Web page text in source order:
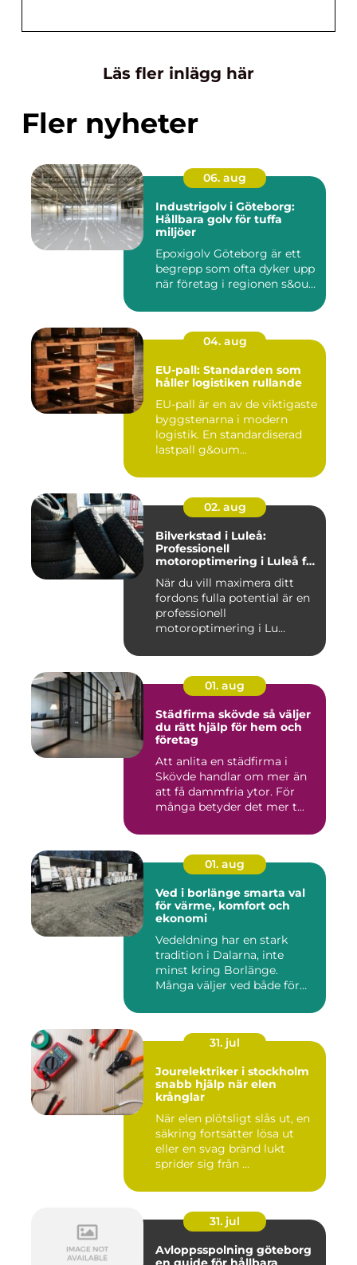
Läs fler inlägg här
Fler nyheter
06. aug
Industrigolv i Göteborg:
Hållbara golv för tuffa
miljöer
Epoxigolv Göteborg är ett
begrepp som ofta dyker upp
när företag i regionen s&ou...
04. aug
EU-pall: Standarden som
håller logistiken rullande
EU-pall är en av de viktigaste
byggstenarna i modern
logistik. En standardiserad
lastpall g&oum...
02. aug
Bilverkstad i Luleå:
Professionell
motoroptimering i Luleå för
När du vill maximera ditt
fordons fulla potential är en
professionell
motoroptimering i Lu...
01. aug
Städfirma skövde så väljer
du rätt hjälp för hem och
företag
Att anlita en städfirma i
Skövde handlar om mer än
att få dammfria ytor. För
många betyder det mer t...
01. aug
Ved i borlänge smarta val
för värme, komfort och
ekonomi
Vedeldning har en stark
tradition i Dalarna, inte
minst kring Borlänge.
Många väljer ved både för
31. jul
Jourelektriker i stockholm
snabb hjälp när elen
krånglar
När elen plötsligt slås ut, en
säkring fortsätter lösa ut
eller en svag bränd lukt
sprider sig från ...
31. jul
Avloppsspolning göteborg